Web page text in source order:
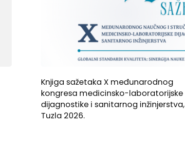
Knjiga sažetaka X međunarodnog
kongresa medicinsko-laboratorijske
dijagnostike i sanitarnog inžinjerstva,
Tuzla 2026.